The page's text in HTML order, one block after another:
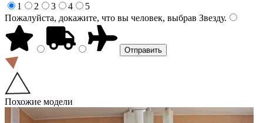
1
2 3 4
5
Пожалуйста, докажите, что вы человек, выбрав Звезду.
Похожие модели